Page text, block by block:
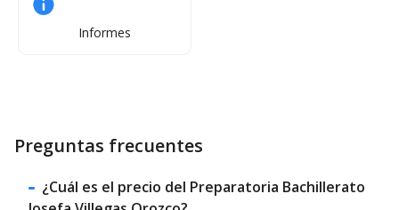
Informes
Preguntas frecuentes
¿Cuál es el precio del Preparatoria Bachillerato